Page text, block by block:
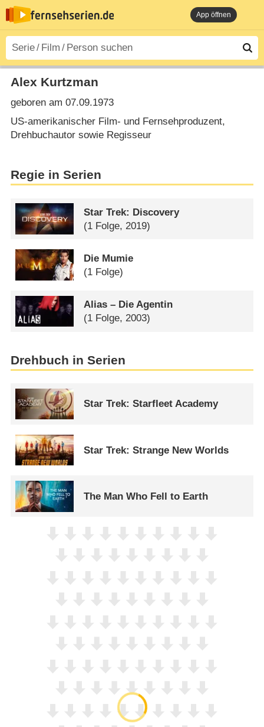
App öffnen
Alex Kurtzman
geboren am 07.09.1973
US-amerikanischer Film- und Fernsehproduzent,
Drehbuchautor sowie Regisseur
Regie in Serien
Star Trek: Discovery
(1 Folge, 2019)
Die Mumie
(1 Folge)
Alias – Die Agentin
(1 Folge, 2003)
Drehbuch in Serien
Star Trek: Starfleet Academy
Star Trek: Strange New Worlds
The Man Who Fell to Earth